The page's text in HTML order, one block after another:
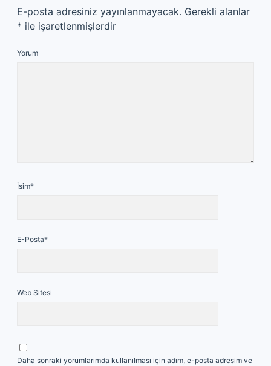
E-posta adresiniz yayınlanmayacak. Gerekli alanlar
* ile işaretlenmişlerdir
Yorum
İsim*
E-Posta*
Web Sitesi
Daha sonraki yorumlarımda kullanılması için adım, e-posta adresim ve